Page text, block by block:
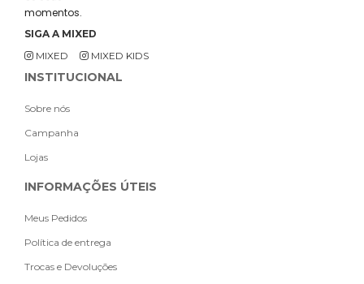
momentos.
SIGA A MIXED
MIXED
MIXED KIDS
INSTITUCIONAL
Sobre nós
Campanha
Lojas
INFORMAÇÕES ÚTEIS
Meus Pedidos
Política de entrega
Trocas e Devoluções